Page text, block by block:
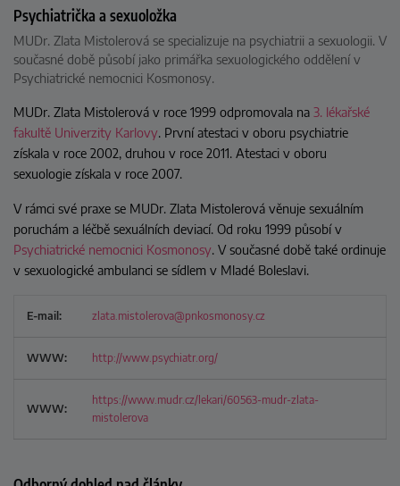
Psychiatrička a sexuoložka
MUDr. Zlata Mistolerová se specializuje na psychiatrii a sexuologii. V
současné době působí jako primářka sexuologického oddělení v
Psychiatrické nemocnici Kosmonosy.
MUDr. Zlata Mistolerová v roce 1999 odpromovala na 3. lékařské
fakultě Univerzity Karlovy. První atestaci v oboru psychiatrie
získala v roce 2002, druhou v roce 2011. Atestaci v oboru
sexuologie získala v roce 2007.
V rámci své praxe se MUDr. Zlata Mistolerová věnuje sexuálním
poruchám a léčbě sexuálních deviací. Od roku 1999 působí v
Psychiatrické nemocnici Kosmonosy. V současné době také ordinuje
v sexuologické ambulanci se sídlem v Mladé Boleslavi.
E-mail: zlata.mistolerova@pnkosmonosy.cz
WWW: http://www.psychiatr.org/
WWW:
https://www.mudr.cz/lekari/60563-mudr-zlata-
mistolerova